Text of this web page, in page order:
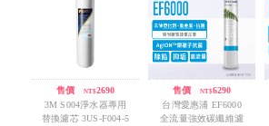
售價/ NT$2690
3M S004淨水器專用
替換濾芯 3US-F004-5
售價/ NT$6290
台灣愛惠浦 EF6000
全流量強效碳纖維濾